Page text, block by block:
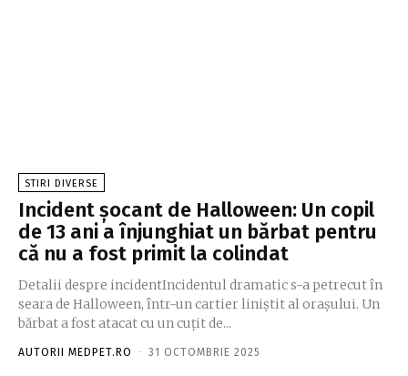
STIRI DIVERSE
Incident șocant de Halloween: Un copil
de 13 ani a înjunghiat un bărbat pentru
că nu a fost primit la colindat
Detalii despre incidentIncidentul dramatic s-a petrecut în
seara de Halloween, într-un cartier liniștit al orașului. Un
bărbat a fost atacat cu un cuțit de...
AUTORII MEDPET.RO - 31 OCTOMBRIE 2025